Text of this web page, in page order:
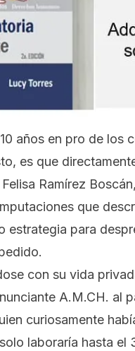
años en pro de los
es que
Ramírez
que
estrategia para
con su vida
A.M.CH. al
curiosamente
laboraría hasta el